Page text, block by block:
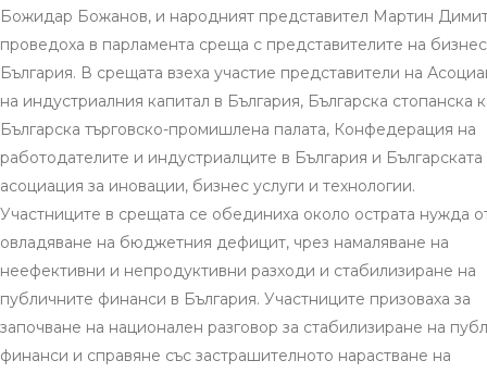
Божидар Божанов, и народният представител Мартин
проведоха в парламента среща с представителите на
България. В срещата взеха участие представители на
на индустриалния капитал в България, Българска стопанска
Българска търговско-промишлена палата, Конфедерация на
работодателите и индустриалците в България и Българската
асоциация за иновации, бизнес услуги и технологии.
Участниците в срещата се обединиха около острата нужда
овладяване на бюджетния дефицит, чрез намаляване на
неефективни и непродуктивни разходи и стабилизиране на
публичните финанси в България. Участниците призоваха за
започване на национален разговор за стабилизиране на
финанси и справяне със застрашителното нарастване на